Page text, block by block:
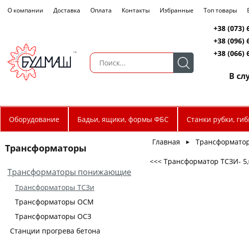
О компании Доставка Оплата Контакты Избранные Топ товары
+38 (073)
+38 (096)
+38 (066)
В
Оборудование Бадьи, ящики, формы ФБС Станки рубки,
Трансформаторы
Трансформаторы понижающие
Трансформаторы ТСЗи
Трансформаторы ОСМ
Трансформаторы ОСЗ
Станции прогрева бетона
Главная ►
<<< Трансформатор ТСЗИ-